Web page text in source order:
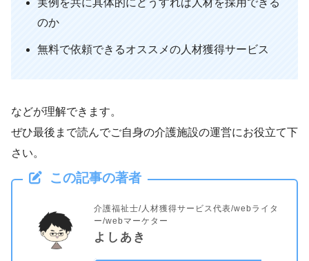
実例を共に具体的にどうすれば人材を採用できる
のか
無料で依頼できるオススメの人材獲得サービス
などが理解できます。
ぜひ最後まで読んでご自身の介護施設の運営にお役立て下
さい。
この記事の著者
介護福祉士/人材獲得サービス代表/webライタ
ー/webマーケター
よしあき